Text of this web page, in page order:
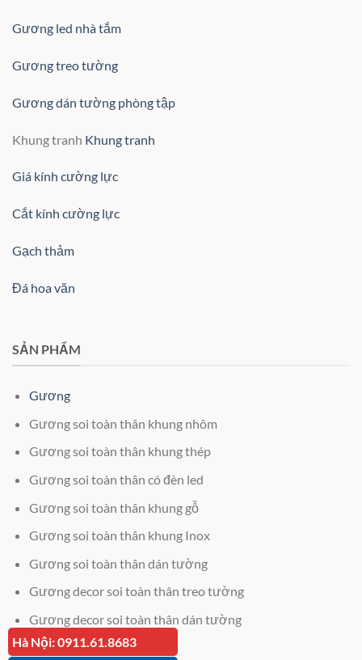
Gương led nhà tắm
Gương treo tường
Gương dán tường phòng tập
Khung tranh Khung tranh
Giá kính cường lực
Cắt kính cường lực
Gạch thảm
Đá hoa văn
SẢN PHẨM
Gương
Gương soi toàn thân khung nhôm
Gương soi toàn thân khung thép
Gương soi toàn thân có đèn led
Gương soi toàn thân khung gỗ
Gương soi toàn thân khung Inox
Gương soi toàn thân dán tường
Gương decor soi toàn thân treo tường
Gương decor soi toàn thân dán tường
Giá kính cường lực 12mm
Hà Nội: 0911.61.8683